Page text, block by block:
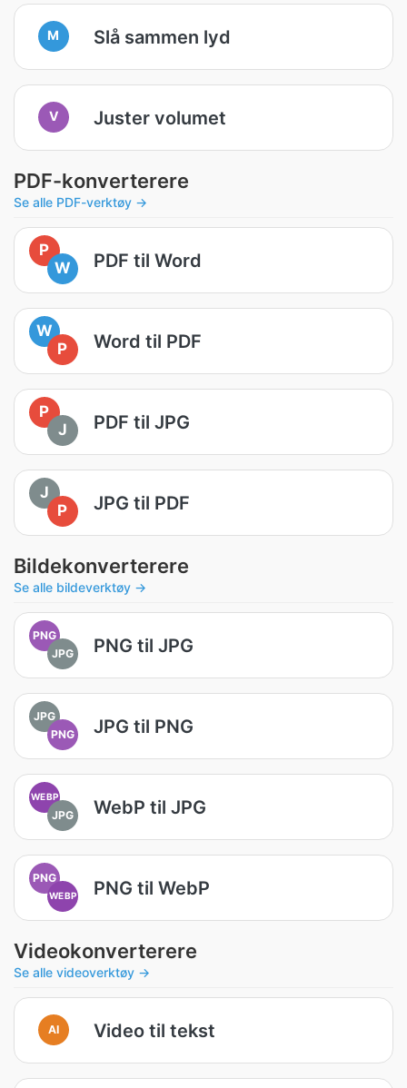
M Slå sammen lyd
V Juster volumet
PDF-konverterere
Se alle PDF-verktøy →
P
W
PDF til Word
W
P
Word til PDF
P
J
PDF til JPG
J
P
JPG til PDF
Bildekonverterere
Se alle bildeverktøy →
PNG
JPG
PNG til JPG
JPG
PNG
JPG til PNG
WEBP
JPG WebP til JPG
PNG
WEBP PNG til WebP
Videokonverterere
Se alle videoverktøy →
AI Video til tekst